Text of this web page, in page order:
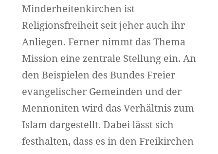
Minderheitenkirchen ist
Religionsfreiheit seit jeher auch ihr
Anliegen. Ferner nimmt das Thema
Mission eine zentrale Stellung ein. An
den Beispielen des Bundes Freier
evangelischer Gemeinden und der
Mennoniten wird das Verhältnis zum
Islam dargestellt. Dabei lässt sich
festhalten, dass es in den Freikirchen